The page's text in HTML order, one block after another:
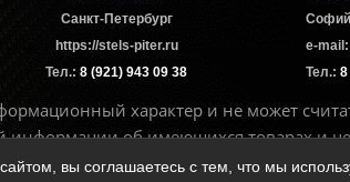
Cанкт-Петербург
https://stels-piter.ru
Тел.: 8 (921) 943 09 38
e-
Тел.: 8
характер и не может
информации об имеющихся товарах и
вы соглашаетесь с тем, что мы